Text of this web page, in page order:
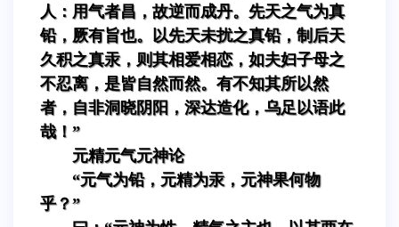
人：用气者昌，故逆而成丹。先天之气为真
铅，厥有旨也。以先天未扰之真铅，制后天
久积之真汞，则其相爱相恋，如夫妇子母之
不忍离，是皆自然而然。有不知其所以然
者，自非洞晓阴阳，深达造化，乌足以语此
哉！”
元精元气元神论
“元气为铅，元精为汞，元神果何物
乎？”